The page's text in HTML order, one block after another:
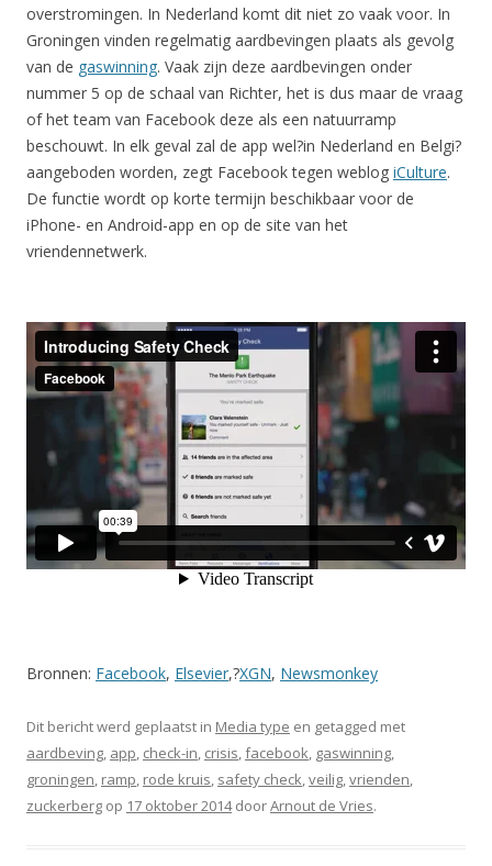
overstromingen. In Nederland komt dit niet zo vaak voor. In
Groningen vinden regelmatig aardbevingen plaats als gevolg
van de gaswinning. Vaak zijn deze aardbevingen onder
nummer 5 op de schaal van Richter, het is dus maar de vraag
of het team van Facebook deze als een natuurramp
beschouwt. In elk geval zal de app wel?in Nederland en Belgi?
aangeboden worden, zegt Facebook tegen weblog iCulture.
De functie wordt op korte termijn beschikbaar voor de
iPhone- en Android-app en op de site van het
vriendennetwerk.
Bronnen: Facebook, Elsevier,?XGN, Newsmonkey
Dit bericht werd geplaatst in Media type en getagged met
aardbeving, app, check-in, crisis,facebook, gaswinning,
groningen, ramp, rode kruis, safety check,veilig,vrienden,
zuckerberg op 17 oktober 2014doorArnout de Vries.